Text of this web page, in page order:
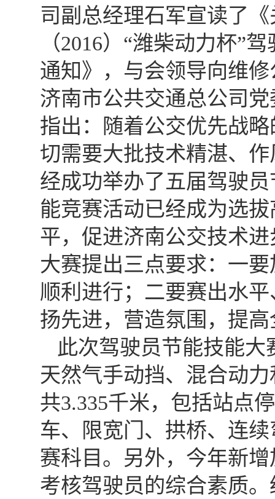
司副总经理石军宣读了
（2016）“潍柴动力杯”
通知》，与会领导向维
济南市公共交通总公司
指出：随着公交优先战
切需要大批技术精湛、
经成功举办了五届驾驶
能竞赛活动已经成为选
平，促进济南公交技术
大赛提出三点要求：一
顺利进行；二要赛出水
扬先进，营造氛围，提
此次驾驶员节能技能
天然气手动挡、混合动
共3.335千米，包括站点
车、限宽门、拱桥、连
赛科目。另外，今年新
考核驾驶员的综合素质